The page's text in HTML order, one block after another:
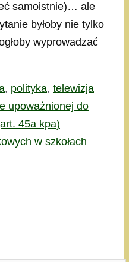
samoistnie)… ale
byłoby nie tylko
wyprowadzać
, polityka, telewizja
upoważnionej do
45a kpa)
w szkołach